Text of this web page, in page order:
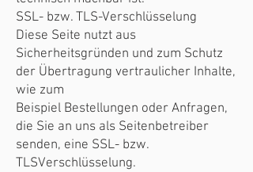
SSL- bzw. TLS-Verschlüsselung
Diese Seite nutzt aus
Sicherheitsgründen und zum Schutz
der Übertragung vertraulicher Inhalte,
wie zum
Beispiel Bestellungen oder Anfragen,
die Sie an uns als Seitenbetreiber
senden, eine SSL- bzw.
TLSVerschlüsselung.